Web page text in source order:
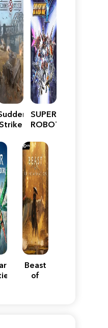
SUPER
ROBOT
Y
Beast
of